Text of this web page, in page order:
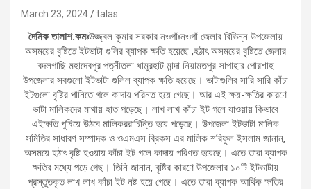
March 23, 2024 talas
দৈনিক তালাশ.কমঃউজ্জ্বল কুমার সরকার নওগাঁঃনওগাঁ জেলার বিভিন্ন উপজেলায়
অসময়ের বৃষ্টিতে ইটভাটা গুলির ব্যাপক ক্ষতি হয়েছে ,হঠাৎ অসময়ের বৃষ্টিতে জেলার
বদলগাছি মহাদেবপুর পত্নীতলা ধামুরহাট মান্দা নিয়ামতপুর সাপাহার পোরশাহ
উপজেলার সবগুলো ইটভাটা গুলিল ব্যাপক ক্ষতি হয়েছে। ভাটাগুলির সারি সারি কাঁচা
ইটগুলো বৃষ্টির পানিতে গলে কাদায় পরিনত হয়ে গেছে। আর এই ক্ষয়-ক্ষতির কারণে
ভাটা মালিকদের মাথায় হাত পড়েছে। লাখ লাখ কাঁচা ইট গলে যাওয়ায় কিভাবে
এইক্ষতি পুষিয়ে উঠবে মালিকররাচিন্তি হয়ে পড়েছে। উপজেলা ইটভাটা মালিক
সমিতির সাধারণ সম্পাদক ও ওএমএস ব্রিকস এর মালিক শরিফুল ইসলাম জানান,
অসময়ে হঠাৎ বৃষ্টি হওয়ায় কাঁচা ইট গলে কাদায় পরিণত হয়েছে। এতে তারা ব্যাপক
ক্ষতির মধ্যে পড়ে গেছ। তিনি জানান, বৃষ্টির কারণে উপজেলার ১০টি ইটভাটায়
প্রস্তুতকৃত লাখ লাখ কাঁচা ইট নষ্ট হয়ে গেছে। এতে তারা ব্যাপক আর্থিক ক্ষতির